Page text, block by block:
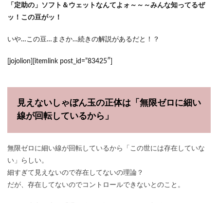
「定助の」ソフト＆ウェットなんてよォ～～～みんな知ってるぜ
ッ！この豆がッ！
いや…この豆…まさか…続きの解説があるだと！？
[jojolion][itemlink post_id=”83425″]
見えないしゃぼん玉の正体は「無限ゼロに細い
線が回転しているから」
無限ゼロに細い線が回転しているから「この世には存在していな
い」らしい。
細すぎて見えないので存在してないの理論？
だが、存在してないのでコントロールできないとのこと。